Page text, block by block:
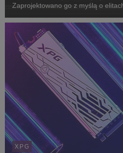
Zaprojektowano go z myślą o
rozszerzenie pamięci dla konsol
XPG